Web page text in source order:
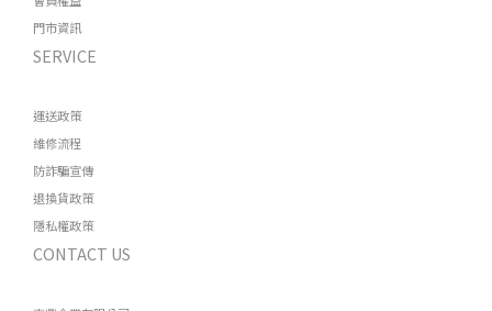
門市資訊
SERVICE
運送政策
維修流程
防詐騙宣傳
退換貨政策
隱私權政策
CONTACT US